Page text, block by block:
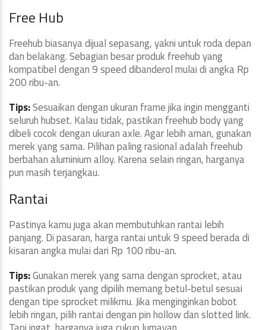
Free Hub
Freehub biasanya dijual sepasang, yakni untuk roda depan
dan belakang. Sebagian besar produk freehub yang
kompatibel dengan 9 speed dibanderol mulai di angka Rp
200 ribu-an.
Tips:Sesuaikan dengan ukuran frame jika ingin mengganti
seluruh hubset. Kalau tidak, pastikan freehub body yang
dibeli cocok dengan ukuran axle. Agar lebih aman, gunakan
merek yang sama. Pilihan paling rasional adalah freehub
berbahan aluminium alloy. Karena selain ringan, harganya
pun masih terjangkau.
Rantai
Pastinya kamu juga akan membutuhkan rantai lebih
panjang. Di pasaran, harga rantai untuk 9 speed berada di
kisaran angka mulai dari Rp 100 ribu-an.
Tips:Gunakan merek yang sama dengan sprocket, atau
pastikan produk yang dipilih memang betul-betul sesuai
dengan tipe sprocket milikmu. Jika menginginkan bobot
lebih ringan, pilih rantai dengan pin hollow dan slotted link.